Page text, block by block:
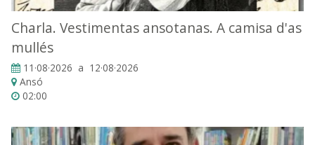
Charla. Vestimentas ansotanas. A camisa d'as
mullés
11·08·2026 a 12·08·2026
Ansó
02:00